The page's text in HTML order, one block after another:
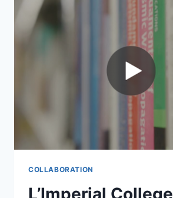
COLLABORATION